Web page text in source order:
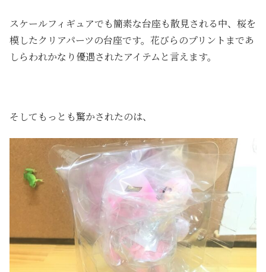
スケールフィギュアでも簡素な台座も散見される中、桜を
模したクリアパーツの台座です。花びらのプリントまであ
しらわれかなり優遇されたアイテムと言えます。
そしてもっとも驚かされたのは、